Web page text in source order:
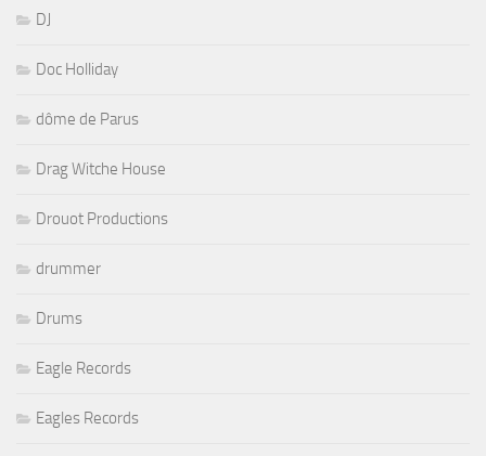
DJ
Doc Holliday
dôme de Parus
Drag Witche House
Drouot Productions
drummer
Drums
Eagle Records
Eagles Records